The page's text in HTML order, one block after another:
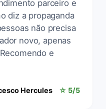
parceiro e
diz a propaganda
não precisa
novo, apenas
e
Hercules ☆ 5/5